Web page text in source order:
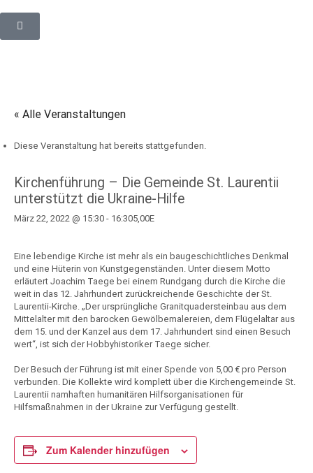
« Alle Veranstaltungen
Diese Veranstaltung hat bereits stattgefunden.
Kirchenführung – Die Gemeinde St. Laurentii
unterstützt die Ukraine-Hilfe
März 22, 2022 @ 15:30 - 16:305,00E
Eine lebendige Kirche ist mehr als ein baugeschichtliches Denkmal
und eine Hüterin von Kunstgegenständen. Unter diesem Motto
erläutert Joachim Taege bei einem Rundgang durch die Kirche die
weit in das 12. Jahrhundert zurückreichende Geschichte der St.
Laurentii-Kirche. „Der ursprüngliche Granitquadersteinbau aus dem
Mittelalter mit den barocken Gewölbemalereien, dem Flügelaltar aus
dem 15. und der Kanzel aus dem 17. Jahrhundert sind einen Besuch
wert“, ist sich der Hobbyhistoriker Taege sicher.
Der Besuch der Führung ist mit einer Spende von 5,00 € pro Person
verbunden. Die Kollekte wird komplett über die Kirchengemeinde St.
Laurentii namhaften humanitären Hilfsorganisationen für
Hilfsmaßnahmen in der Ukraine zur Verfügung gestellt.
Zum Kalender hinzufügen